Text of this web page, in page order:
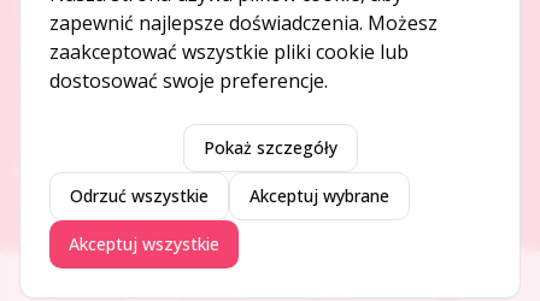
O NAS
O serwisie
Kontakt
DODAJ I PROMUJ
Dodaj ogłoszenie
Dodaj firmę
Promuj ogłoszenie
zapewnić najlepsze doświadczenia. Możesz
zaakceptować wszystkie pliki cookie lub
dostosować swoje preferencje.
Pokaż szczegóły
Odrzuć wszystkie Akceptuj wybrane
Akceptuj wszystkie